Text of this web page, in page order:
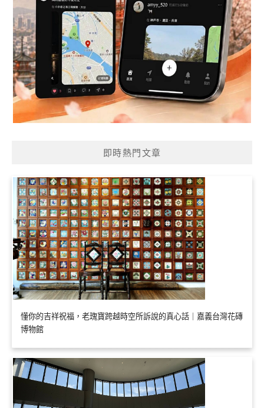
即時熱門文章
懂你的吉祥祝福，老瑰寶跨越時空所訴說的真心話｜嘉義台灣花磚
博物館